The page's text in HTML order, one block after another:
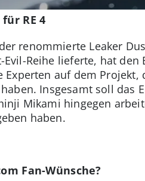
RE 4
renommierte Leaker
Evil-Reihe lieferte, hat
Experten auf dem
Insgesamt soll das
Mikami hingegen
haben.
Fan-Wünsche?